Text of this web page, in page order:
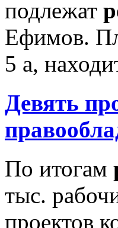
подлежат
Ефимов.
5 а,
Девять
По итогам
тыс.
проектов